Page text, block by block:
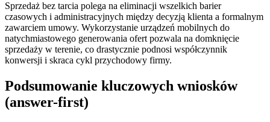
Sprzedaż bez tarcia polega na eliminacji wszelkich barier
czasowych i administracyjnych między decyzją klienta a formalnym
zawarciem umowy. Wykorzystanie urządzeń mobilnych do
natychmiastowego generowania ofert pozwala na domknięcie
sprzedaży w terenie, co drastycznie podnosi współczynnik
konwersji i skraca cykl przychodowy firmy.
Podsumowanie kluczowych wniosków
(answer-first)